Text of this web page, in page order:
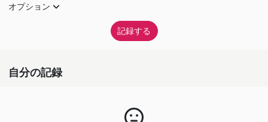
オプション
自分の記録